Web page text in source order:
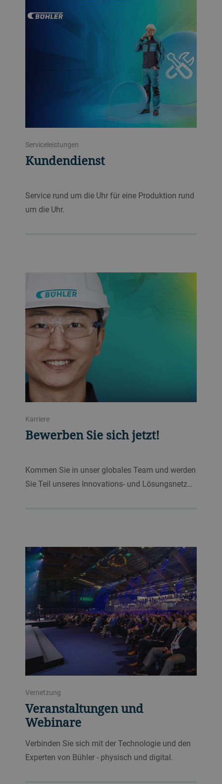
Serviceleistungen
Kundendienst
Service rund um die Uhr für eine Produktion rund
um die Uhr.
Karriere
Bewerben Sie sich jetzt!
Kommen Sie in unser globales Team und werden
Sie Teil unseres Innovations- und Lösungsnetz…
Vernetzung
Veranstaltungen und
Webinare
Verbinden Sie sich mit der Technologie und den
Experten von Bühler - physisch und digital.